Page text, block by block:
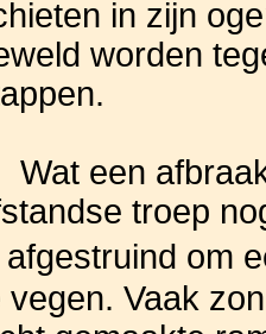
in zijn
worden
een
troep
afgestruind om
vegen. Vaak